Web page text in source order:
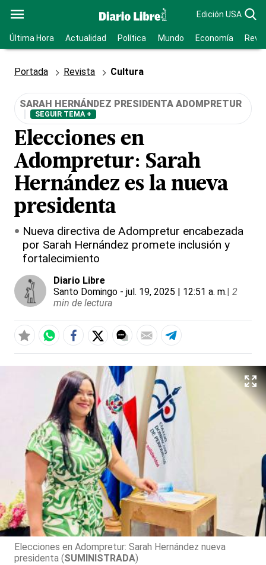
Edición USA
Última Hora Actualidad Política Mundo Economía
Portada Revista Cultura
SARAH HERNÁNDEZ PRESIDENTA ADOMPRETUR
SEGUIR TEMA +
Elecciones en
Adompretur: Sarah
Hernández es la nueva
presidenta
Nueva directiva de Adompretur encabezada
por Sarah Hernández promete inclusión y
fortalecimiento
Diario Libre
Santo Domingo - jul. 19, 2025 | 12:51 a. m.| 2
min de lectura
Elecciones en Adompretur: Sarah Hernández nueva
presidenta (SUMINISTRADA)